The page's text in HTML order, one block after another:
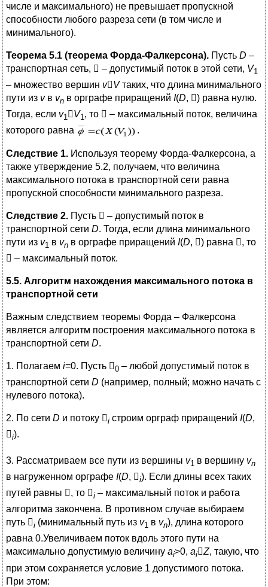
числе и максимального) не превышает пропускной
способности любого разреза сети (в том числе и
минимального).
Теорема 5.1 (теорема Форда-Фалкерсона). Пусть D –
транспортная сеть,  – допустимый поток в этой сети, V1
– множество вершин vVтаких, что длина минимального
пути из vв vn в орграфе приращений I(D, ) равна нулю.
Тогда, если v1V1, то  – максимальный поток, величина
которого равна
.
Следствие 1. Используя теорему Форда-Фалкерсона, а
также утверждение 5.2, получаем, что величина
максимального потока в транспортной сети равна
пропускной способности минимального разреза.
Следствие 2. Пусть  – допустимый поток в
транспортной сети D. Тогда, если длина минимального
пути из v1 в vn в орграфе приращений I(D, ) равна , то
 – максимальный поток.
5.5. Алгоритм нахождения максимального потока в
транспортной сети
Важным следствием теоремы Форда – Фалкерсона
является алгоритм построения максимального потока в
транспортной сети D.
1. Полагаем i=0. Пусть 0 – любой допустимый поток в
транспортной сети D (например, полный; можно начать с
нулевого потока).
2. По сети D и потоку i строим орграф приращений I(D,
i).
3. Рассматриваем все пути из вершины v1 в вершину vn
в нагруженном орграфе I(D, i). Если длины всех таких
путей равны , то i – максимальный поток и работа
алгоритма закончена. В противном случае выбираем
путь i (минимальный путь из v1 в vn), длина которого
равна 0.Увеличиваем поток вдоль этого пути на
максимально допустимую величину ai>0, aiZ, такую, что
при этом сохраняется условие 1 допустимого потока.
При этом: